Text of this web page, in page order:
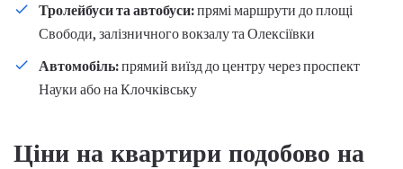
Тролейбуси та автобуси:прямі маршрути до площі
Свободи, залізничного вокзалу та Олексіївки
Автомобіль:прямий виїзд до центру через проспект
Науки або на Клочківську
Ціни на квартири подобово на